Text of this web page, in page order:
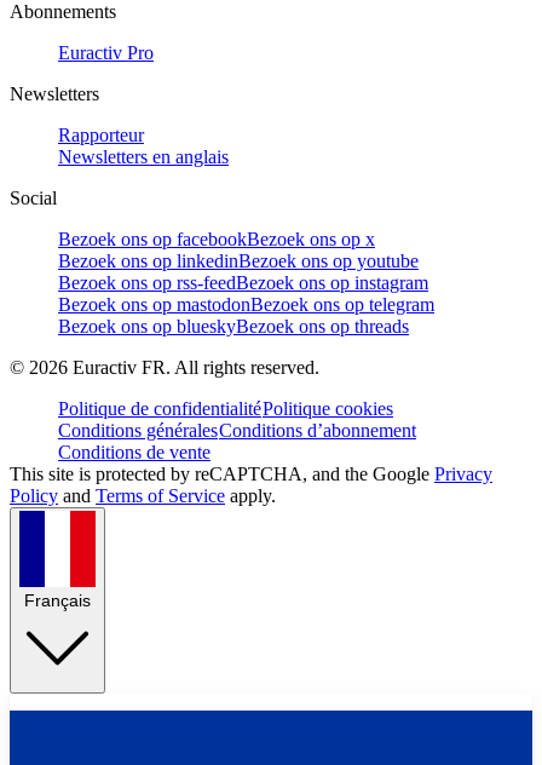
Abonnements
Euractiv Pro
Newsletters
Rapporteur
Newsletters en anglais
Social
Bezoek ons op facebookBezoek ons op x
Bezoek ons op linkedinBezoek ons op youtube
Bezoek ons op rss-feedBezoek ons op instagram
Bezoek ons op mastodonBezoek ons op telegram
Bezoek ons op blueskyBezoek ons op threads
© 2026 Euractiv FR. All rights reserved.
Politique de confidentialitéPolitique cookies
Conditions généralesConditions d’abonnement
Conditions de vente
This site is protected by reCAPTCHA, and the Google Privacy
Policy and Terms of Service apply.
Français